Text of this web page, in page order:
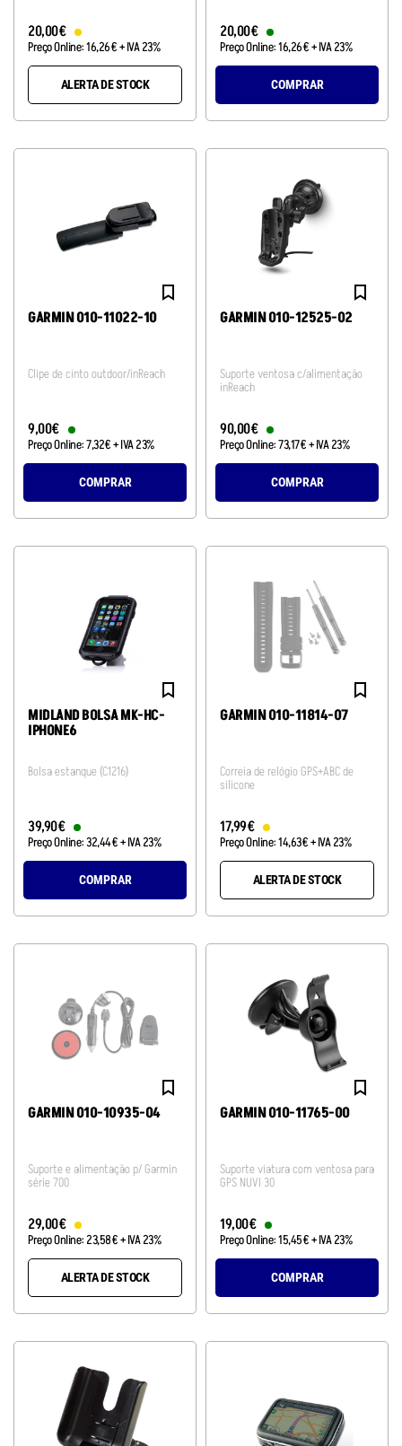
20,00€
Preço Online:16,26€+ IVA 23%
ALERTA DE STOCK
20,00€
Preço Online:16,26€+ IVA 23%
COMPRAR
GARMIN 010-11022-10
Clipe de cinto outdoor/inReach
9,00€
Preço Online:7,32€+ IVA 23%
COMPRAR
GARMIN 010-12525-02
Suporte ventosa c/alimentação
inReach
90,00€
Preço Online:73,17€+ IVA 23%
COMPRAR
MIDLAND BOLSA MK-HC-
IPHONE6
Bolsa estanque (C1216)
39,90€
Preço Online:32,44€+ IVA 23%
COMPRAR
GARMIN 010-11814-07
Correia de relógio GPS+ABC de
silicone
17,99€
Preço Online:14,63€+ IVA 23%
ALERTA DE STOCK
GARMIN 010-10935-04
Suporte e alimentação p/ Garmin
série 700
29,00€
Preço Online: 23,58€+ IVA 23%
ALERTA DE STOCK
GARMIN 010-11765-00
Suporte viatura com ventosa para
GPS NUVI 30
19,00€
Preço Online:15,45€+ IVA 23%
COMPRAR